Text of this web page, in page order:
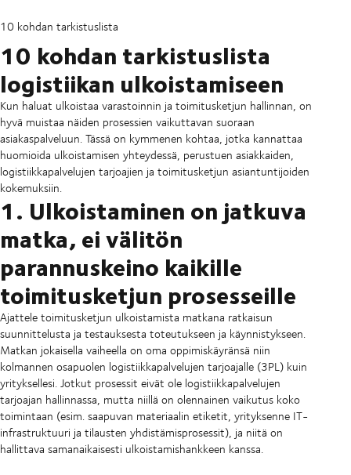
10 kohdan tarkistuslista
10 kohdan tarkistuslista
logistiikan ulkoistamiseen
Kun haluat ulkoistaa varastoinnin ja toimitusketjun hallinnan, on
hyvä muistaa näiden prosessien vaikuttavan suoraan
asiakaspalveluun. Tässä on kymmenen kohtaa, jotka kannattaa
huomioida ulkoistamisen yhteydessä, perustuen asiakkaiden,
logistiikkapalvelujen tarjoajien ja toimitusketjun asiantuntijoiden
kokemuksiin.
1. Ulkoistaminen on jatkuva
matka, ei välitön
parannuskeino kaikille
toimitusketjun prosesseille
Ajattele toimitusketjun ulkoistamista matkana ratkaisun
suunnittelusta ja testauksesta toteutukseen ja käynnistykseen.
Matkan jokaisella vaiheella on oma oppimiskäyränsä niin
kolmannen osapuolen logistiikkapalvelujen tarjoajalle (3PL) kuin
yrityksellesi. Jotkut prosessit eivät ole logistiikkapalvelujen
tarjoajan hallinnassa, mutta niillä on olennainen vaikutus koko
toimintaan (esim. saapuvan materiaalin etiketit, yrityksenne IT-
infrastruktuuri ja tilausten yhdistämisprosessit), ja niitä on
hallittava samanaikaisesti ulkoistamishankkeen kanssa.